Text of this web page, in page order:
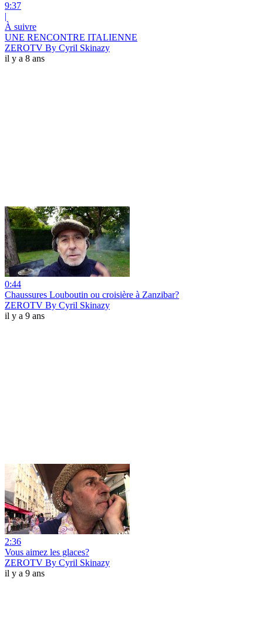
9:37
|
À suivre
UNE RENCONTRE ITALIENNE
ZEROTV By Cyril Skinazy
il y a 8 ans
0:44
Chaussures Louboutin ou croisière à Zanzibar?
ZEROTV By Cyril Skinazy
il y a 9 ans
2:36
Vous aimez les glaces?
ZEROTV By Cyril Skinazy
il y a 9 ans